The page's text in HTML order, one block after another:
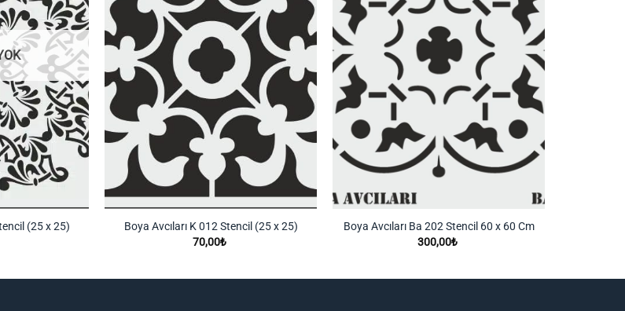
(25 x 25)
Boya Avcıları K 012 Stencil (25 x 25)
70,00₺
Boya Avcıları Ba 202 Stencil 60 x 60 Cm
300,00₺